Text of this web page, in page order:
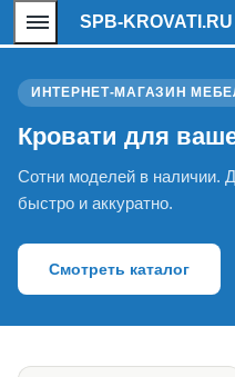
SPB-KROVATI.RU
ИНТЕРНЕТ-МАГАЗИН
Кровати для
Сотни моделей в наличии.
быстро и аккуратно.
Смотреть каталог